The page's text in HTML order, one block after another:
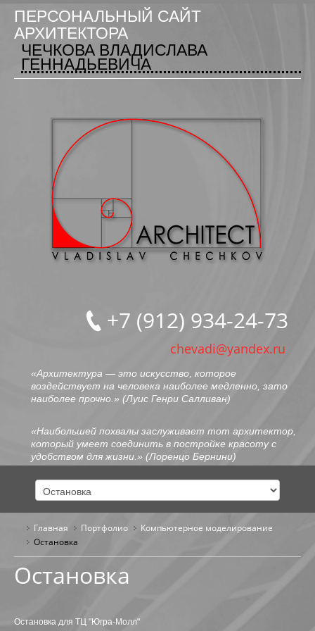
ПЕРСОНАЛЬНЫЙ САЙТ
АРХИТЕКТОРА
ЧЕЧКОВА ВЛАДИСЛАВА
ГЕННАДЬЕВИЧА
+7 (912) 934-24-73
chevadi@yandex.ru
«Архитектура — это искусство, которое
воздействует на человека наиболее медленно, зато
наиболее прочно.» (Луис Генри Салливан)
«Наибольшей похвалы заслуживает тот архитектор,
который умеет соединить в постройке красоту с
удобством для жизни.» (Лоренцо Бернини)
ГЛАВНАЯ
ОБО МНЕ
ОБЩЕСТВЕННЫЕ ЗДАНИЯ
Главная Портфолио
Компьютерное моделирование
Остановка
Остановка
Остановка для ТЦ "Югра-Молл"